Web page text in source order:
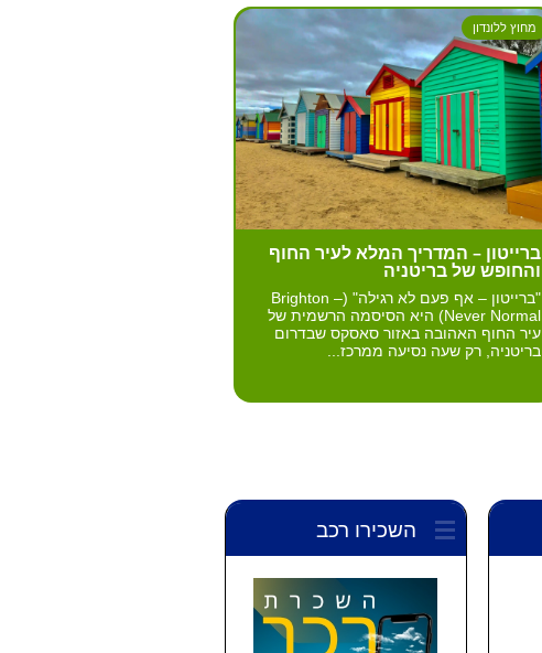
מחוץ ללונדון
ברייטון – המדריך המלא לעיר החוף
והחופש של בריטניה
"ברייטון – אף פעם לא רגילה" (Brighton –
Never Normal) היא הסיסמה הרשמית של
עיר החוף האהובה באזור סאסקס שבדרום
בריטניה, רק שעה נסיעה ממרכז...
השכירו רכב